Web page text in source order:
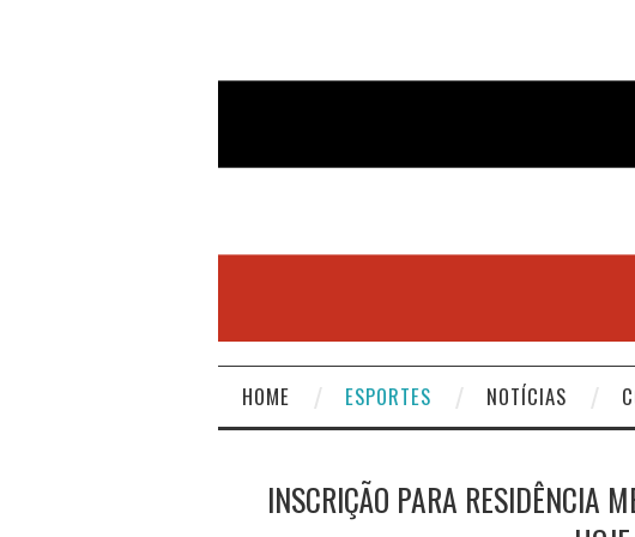
HOME ESPORTES NOTÍCIAS
INSCRIÇÃO PARA RESIDÊNCIA